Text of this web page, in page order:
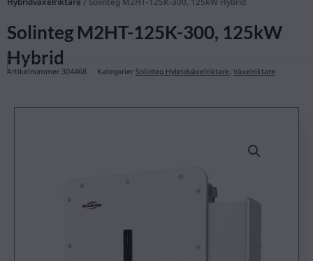
Solinteg M2HT-125K-300, 125kW
Hybrid
Artikelnummer 304468 Kategorier Solinteg Hybridväxelriktare, Växelriktare